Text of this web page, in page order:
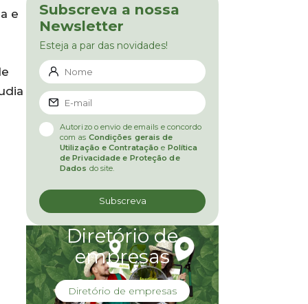
e
Subscreva a nossa
Newsletter
Esteja a par das novidades!
Autorizo o envio de emails e concordo
com as Condições gerais de
Utilização e Contratação e Política
de Privacidade e Proteção de
Dados do site.
Diretório de
empresas
Diretório de empresas